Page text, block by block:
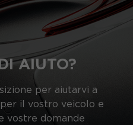
AIUTO?
per aiutarvi a
il vostro veicolo e
vostre domande